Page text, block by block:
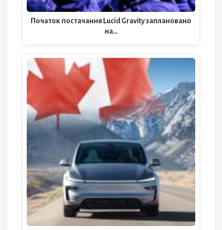
Початок постачання Lucid Gravity заплановано
на…